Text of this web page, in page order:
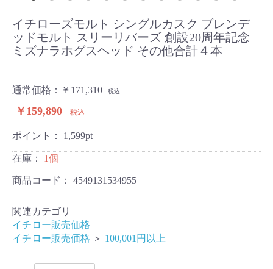
イチローズモルト シングルカスク ブレンデ
ッドモルト スリーリバーズ 創設20周年記念
ミズナラホグスヘッド その他合計４本
通常価格：￥171,310 税込
￥159,890 税込
ポイント： 1,599pt
在庫： 1個
商品コード： 4549131534955
関連カテゴリ
イチロー販売価格
イチロー販売価格 ＞ 100,001円以上